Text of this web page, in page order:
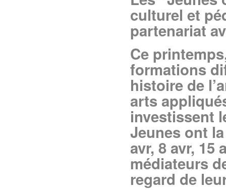
culturel et
partenariat
Ce
formations
histoire de
arts
investissent
Jeunes ont
avr, 8 avr, 15
médiateurs
regard de